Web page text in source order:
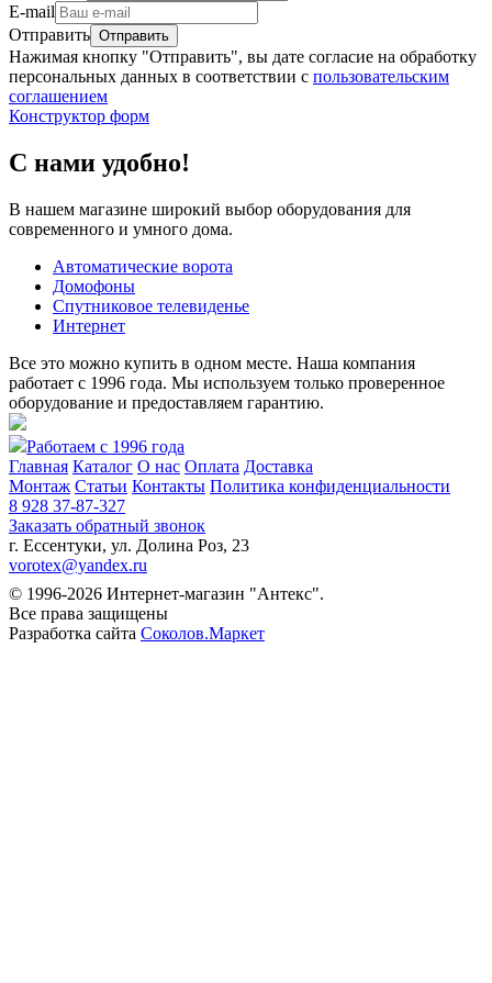
E-mail
Отправить
Нажимая кнопку "Отправить", вы дате согласие на обработку
персональных данных в соответствии с пользовательским
соглашением
Конструктор форм
С нами удобно!
В нашем магазине широкий выбор оборудования для
современного и умного дома.
Автоматические ворота
Домофоны
Спутниковое телевиденье
Интернет
Все это можно купить в одном месте. Наша компания
работает с 1996 года. Мы используем только проверенное
оборудование и предоставляем гарантию.
Работаем с 1996 года
Главная Каталог О нас Оплата Доставка
Монтаж Статьи Контакты Политика конфиденциальности
8 928 37-87-327
Заказать обратный звонок
г. Ессентуки, ул. Долина Роз, 23
vorotex@yandex.ru
© 1996-2026 Интернет-магазин "Антекс".
Все права защищены
Разработка сайта Соколов.Маркет